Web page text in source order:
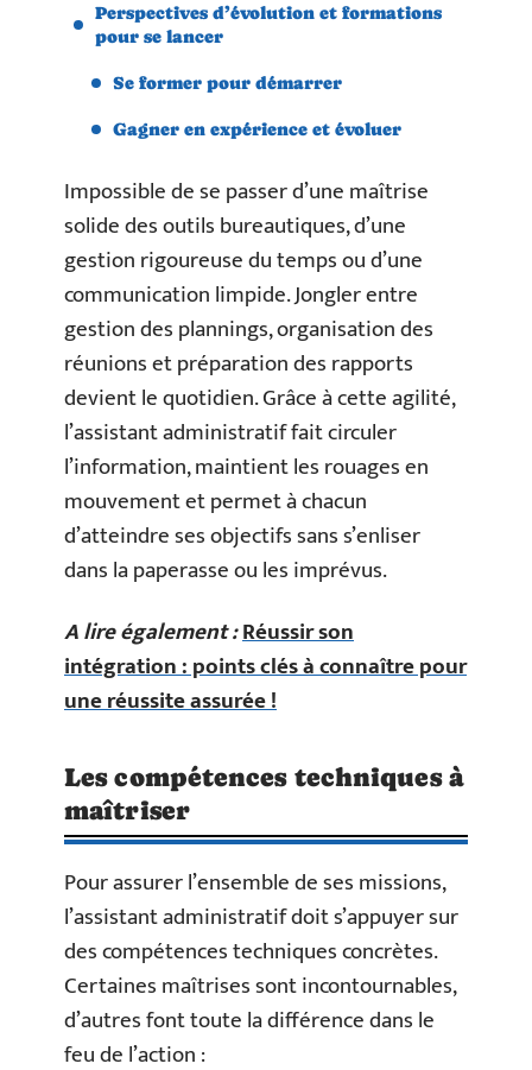
Perspectives d’évolution et formations
pour se lancer
Se former pour démarrer
Gagner en expérience et évoluer
Impossible de se passer d’une maîtrise
solide des outils bureautiques, d’une
gestion rigoureuse du temps ou d’une
communication limpide. Jongler entre
gestion des plannings, organisation des
réunions et préparation des rapports
devient le quotidien. Grâce à cette agilité,
l’assistant administratif fait circuler
l’information, maintient les rouages en
mouvement et permet à chacun
d’atteindre ses objectifs sans s’enliser
dans la paperasse ou les imprévus.
A lire également :Réussir son
intégration : points clés à connaître pour
une réussite assurée !
Les compétences techniques à
maîtriser
Pour assurer l’ensemble de ses missions,
l’assistant administratif doit s’appuyer sur
des compétences techniques concrètes.
Certaines maîtrises sont incontournables,
d’autres font toute la différence dans le
feu de l’action :